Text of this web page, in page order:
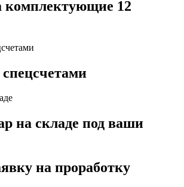
комплектующие 12
на складе под ваши
на проработку